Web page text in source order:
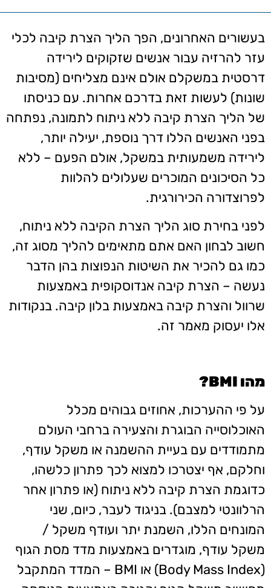
בעשורים האחרונים, הפך הליך הצרת קיבה לכלי
עזר להרזיה עבור אנשים שזקוקים לירידה
דרסטית במשקלם אולם אינם מצליחים (מסיבות
שונות) לעשות זאת בדרכם אחרות. עם כניסתו
של הליך הצרת קיבה ללא ניתוח לתמונה, נפתחה
בפני האנשים הללו דרך נוספת, יעילה יותר,
לירידה משמעותית במשקל, אולם הפעם – ללא
כל הסיכונים המוכרים שעלולים להלוות
לפרוצדורה הכירורגית.
לפני בחירת סוג הליך הצרת הקיבה ללא ניתוח,
חשוב לבחון האם אתם מתאימים להליך מסוג זה,
כמו גם להכיר את השיטות הנפוצות בהן הדבר
נעשה – הצרת קיבה אנדוסקופית באמצעות
שרוול והצרת קיבה באמצעות בלון קיבה. בנקודות
אלו יעסוק מאמר זה.
מהו BMI?
על פי ההערכות, אחוזים גבוהים מכלל
האוכלוסייה הבוגרת והצעירה ברחבי העולם
מתמודדים עם בעיית ההשמנה או משקל עודף,
וחלקם, אף יצטרכו למצוא לכך פתרון כלשהו,
כדוגמת הצרת קיבה ללא ניתוח (או פתרון אחר
הרלוונטי למצבם). בניגוד לעבר, כיום, שני
המונחים הללו, השמנת יתר ועודף משקל /
משקל עודף, מוגדרים באמצעות מדד מסת הגוף
(Body Mass Index) או BMI – המדד המתקבל